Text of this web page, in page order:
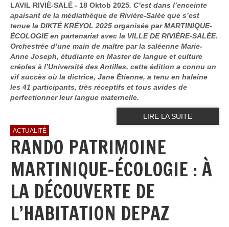
LAVIL RIVIÈ-SALÉ - 18 Oktob 2025. C’est dans l’enceinte
apaisant de la médiathèque de Rivière-Salée que s’est
tenue la DIKTÉ KRÉYOL 2025 organisée par MARTINIQUE-
ÉCOLOGIE en partenariat avec la VILLE DE RIVIÈRE-SALÉE.
Orchestrée d’une main de maître par la saléenne Marie-
Anne Joseph, étudiante en Master de langue et culture
créoles à l’Université des Antilles, cette édition a connu un
vif succès où la dictrice, Jane Étienne, a tenu en haleine
les 41 participants, très réceptifs et tous avides de
perfectionner leur langue maternelle.
LIRE LA SUITE
ACTUALITÉ
RANDO PATRIMOINE
MARTINIQUE-ÉCOLOGIE : À
LA DÉCOUVERTE DE
L’HABITATION DEPAZ